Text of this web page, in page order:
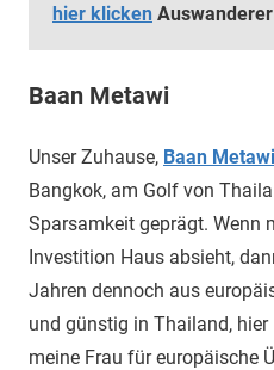
hier klicken
Baan Metawi
Unser Zuhause, Baan Metawi
Bangkok, am Golf von
Sparsamkeit geprägt. Wenn
Investition Haus absieht,
Jahren dennoch aus
und günstig in Thailand,
meine Frau für europäische